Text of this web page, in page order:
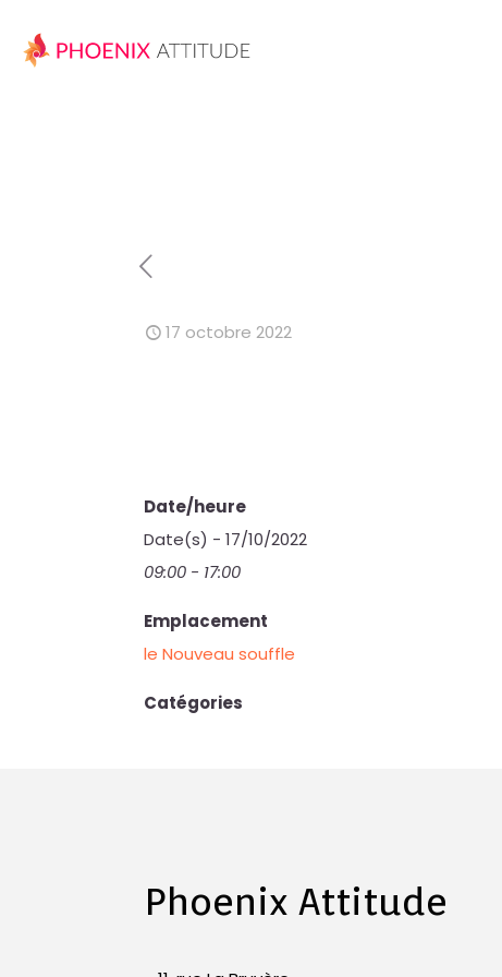
17 octobre 2022
Date/heure
Date(s) - 17/10/2022
09:00 - 17:00
Emplacement
le Nouveau souffle
Catégories
Phoenix Attitude